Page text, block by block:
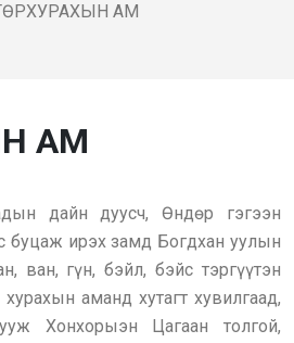
АМ
АМ
дайн дуусч, Өндөр гэгээн
буцаж ирэх замд Богдхан уулын
ван, гүн, бэйл, бэйс тэргүүтэн
аманд хутагт хувилгаад,
Хонхорыэн Цагаан толгой,